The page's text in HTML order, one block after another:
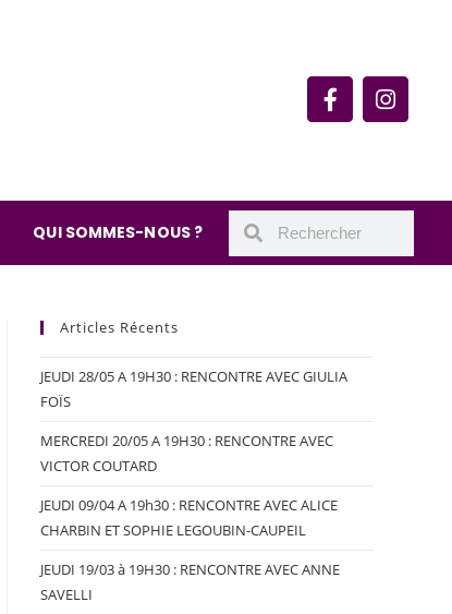
QUI SOMMES-NOUS ?
Articles Récents
JEUDI 28/05 A 19H30 : RENCONTRE AVEC GIULIA
FOÏS
MERCREDI 20/05 A 19H30 : RENCONTRE AVEC
VICTOR COUTARD
JEUDI 09/04 A 19h30 : RENCONTRE AVEC ALICE
CHARBIN ET SOPHIE LEGOUBIN-CAUPEIL
JEUDI 19/03 à 19H30 : RENCONTRE AVEC ANNE
SAVELLI